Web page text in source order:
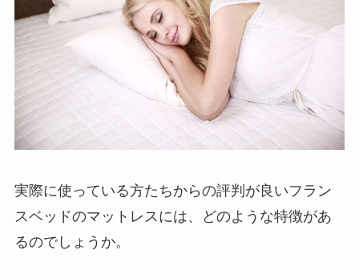
実際に使っている方たちからの評判が良いフラン
スベッドのマットレスには、どのような特徴があ
るのでしょうか。